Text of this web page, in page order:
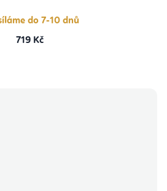
do 7-10 dnů
719 Kč